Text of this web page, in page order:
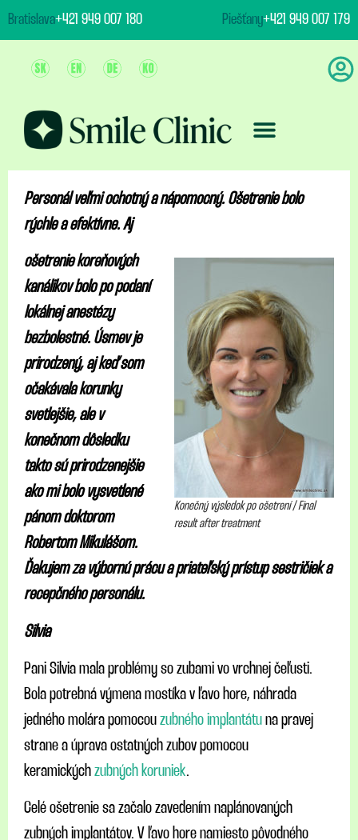
content
Bratislava+421 949 007 180 Piešťany+421 949 007 179
Personál veľmi ochotný a nápomocný. Ošetrenie bolo
rýchle a efektívne. Aj
Konečný výsledok po ošetrení / Final
result after treatment
ošetrenie koreňových
kanálikov bolo po podaní
lokálnej anestézy
bezbolestné. Úsmev je
prirodzený, aj keď som
očakávala korunky
svetlejšie, ale v
konečnom dôsledku
takto sú prirodzenejšie
ako mi bolo vysvetlené
pánom doktorom
Robertom Mikulášom.
Ďakujem za výbornúprácu a priateľský prístup sestričiek a
recepčného personálu.
Silvia
Pani Silvia mala problémy so zubami vo vrchnej čeľusti.
Bola potrebná výmena mostíka v ľavo hore, náhrada
jedného molára pomocou zubného implantátu na pravej
strane a úprava ostatných zubov pomocou
keramických zubných koruniek.
Celé ošetrenie sa začalo zavedením naplánovaných
zubných implantátov. V ľavo hore namiesto pôvodného